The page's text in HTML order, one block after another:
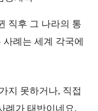
직후 그 나라의 통
례는 세계 각국에
지 못하거나, 직접
례가 태반이네요.